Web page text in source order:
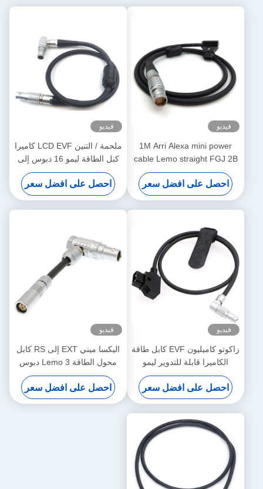
فيديو
1M Arri Alexa mini power
cable Lemo straight FGJ 2B
8 pin to D-tap cable
احصل على افضل سعر
فيديو
ملحمة / التنين LCD EVF كاميرا
كبل الطاقة ليمو 16 دبوس إلى
16 دبوس مباشرة إلى اليمين
نوع الاتصال
احصل على افضل سعر
فيديو
زاكوتو كاميليون EVF كابل طاقة
الكاميرا قابلة للتدوير ليمو
الزاوية اليمنى 4 دبوس ذكر إلى
عكس D-Tap
احصل على افضل سعر
فيديو
اليكسا ميني EXT إلى RS كابل
محول الطاقة Lemo 3 دبوس
أنثى إلى 7 دبوس ذكر
احصل على افضل سعر